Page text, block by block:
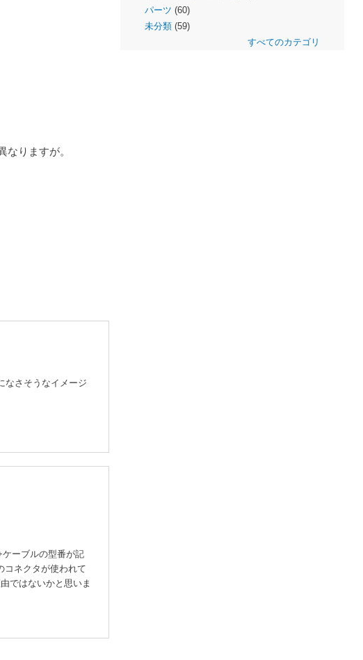
りますが。
なさそうなイメージ
ーブルの型番が記
コネクタが使われて
ではないかと思いま
パーツ (60)
未分類(59)
すべてのカテゴリ